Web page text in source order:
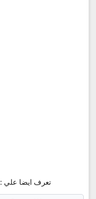
تعرف ايضا علي :